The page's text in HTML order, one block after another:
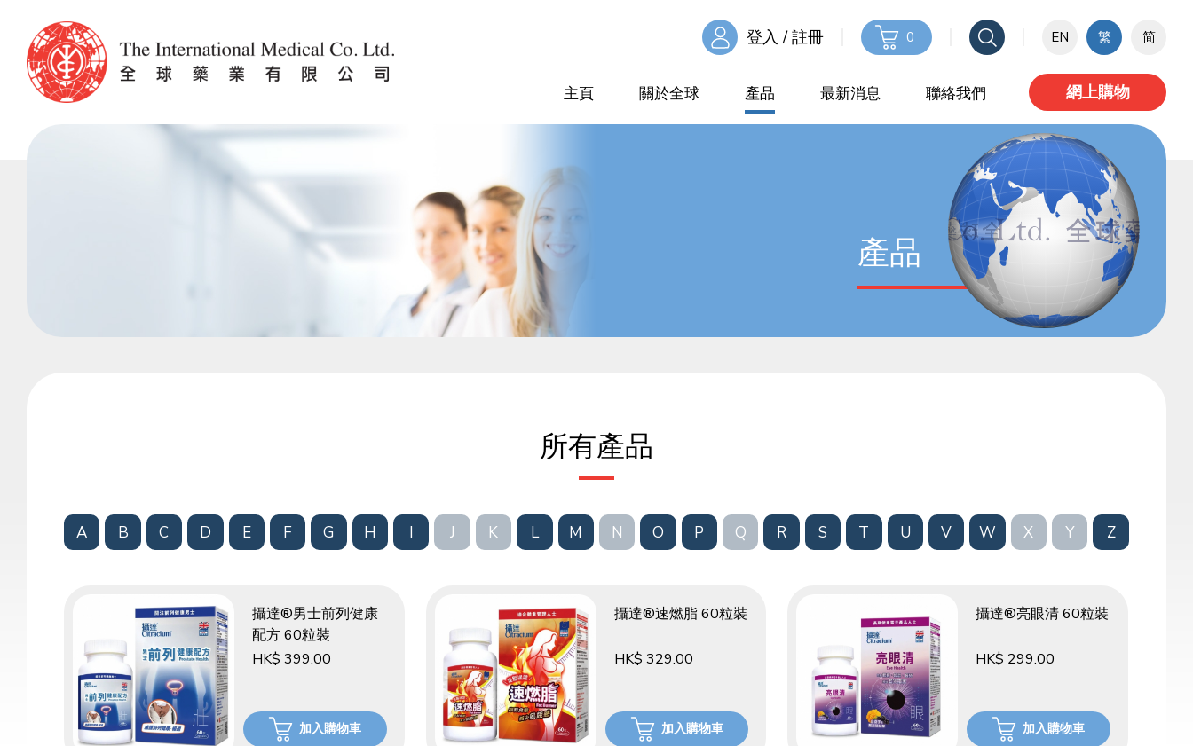
登入 / 註冊 0 EN 繁 简
主頁 關於全球 產品 最新消息 聯絡我們 網上購物
產品
所有產品
A B C D E F G H I J K L M N O P Q R S T U V W X Y Z
攝達®男士前列健康
配方 60粒裝
HK$ 399.00
加入購物車
攝達®速燃脂 60粒裝
HK$ 329.00
加入購物車
攝達®亮眼清 60粒裝
HK$ 299.00
加入購物車